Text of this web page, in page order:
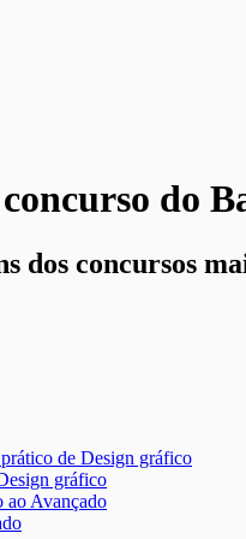
do
dos concursos
gráfico